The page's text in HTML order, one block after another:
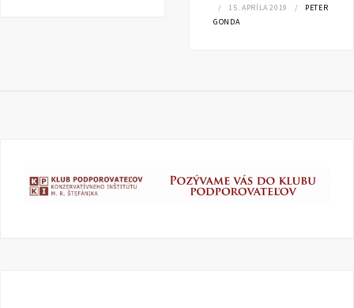
15. APRÍLA 2019
PETER
GONDA